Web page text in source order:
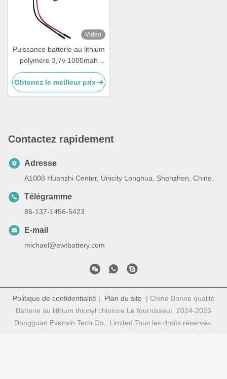
Vidéo
Puissance batterie au lithium
polymère 3,7v 1000mah
batterie LiPo 703048
Obtenez le meilleur prix
Contactez rapidement
Adresse
A1008 Huanzhi Center, Unicity Longhua, Shenzhen, Chine.
Télégramme
86-137-1456-5423
E-mail
michael@ewtbattery.com
Politique de confidentialité | Plan du site | Chine Bonne qualité
Batterie au lithium thionyl chlorure Le fournisseur. 2024-2026
Dongguan Everwin Tech Co., Limited Tous les droits réservés.